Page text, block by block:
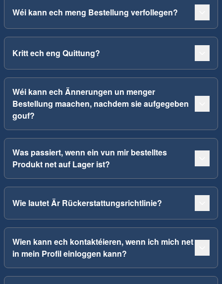
Wéi kann ech meng Bestellung verfollegen?
Kritt ech eng Quittung?
Wéi kann ech Ännerungen un menger
Bestellung maachen, nachdem sie aufgegeben
gouf?
Was passiert, wenn ein vun mir bestelltes
Produkt net auf Lager ist?
Wie lautet Är Rückerstattungsrichtlinie?
Wien kann ech kontaktéieren, wenn ich mich net
in mein Profil einloggen kann?